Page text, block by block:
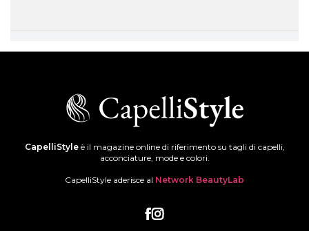
CapelliStyleè il magazine online di riferimento su tagli di capelli,
acconciature, mode e colori.
CapelliStyle aderisce al Network BeautyLab